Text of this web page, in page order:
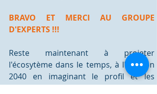
BRAVO ET MERCI AU GROUPE
D'EXPERTS !!!
Reste maintenant à projeter
l'écosytème dans le temps, à l'horizon
2040 en imaginant le profil et les
challenges des acteurs du moment.